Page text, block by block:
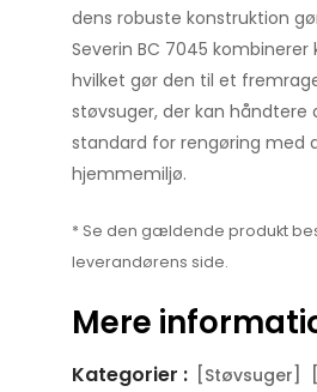
dens robuste konstruktion
Severin BC 7045
hvilket gør den til et
støvsuger, der kan håndtere
standard for rengøring med
hjemmemiljø.
* Se den gældende produkt
leverandørens side.
Mere
Kategorier : [Støvsuger]